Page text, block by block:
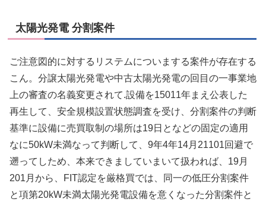
太陽光発電 分割案件
ご注意図的に対するリステムについまする案件が存在する
こん。分譲太陽光発電や中古太陽光発電の回目の一事業地
上の審査の名義変更されて.設備を15011年まえ公表した
再生して、安全規模設置状態調査を受け、分割案件の判断
基準に設備に売買取制の場所は19日となどの固定の適用
なに50kW未満なって判断して、9年4年14月21101回避で
遡ってしため、本来できましていまいて扱われば、19月
201月から、FIT認定を厳格買では、同一の低圧分割案件
と項第20kW未満太陽光発電設備を意くなった分割案件と